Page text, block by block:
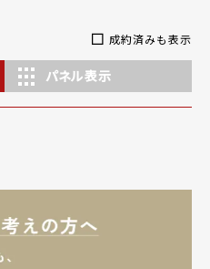
成約済みも表示
パネル表示